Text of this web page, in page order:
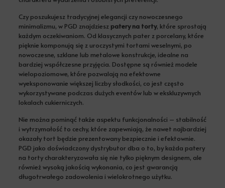
Czy poszukujesz tradycyjnej elegancji czy nowoczesnego
minimalizmu, w PGD znajdziesz patery na torty, które sprostają
każdym oczekiwaniom. Od klasycznych pater z porcelany, które
pięknie komponują się z uroczystymi tortami weselnymi, po
nowoczesne, szklane lub metalowe konstrukcje, idealne na
bardziej współczesne przyjęcia. Dostępne są również modele
wielopoziomowe, które pozwalają na efektowne
wyeksponowanie większej liczby słodkości, co jest często
wykorzystywane podczas dużych eventów lub w ekskluzywnych
lokalach cukierniczych.
Nie można pominąć także aspektu funkcjonalności – stabilność
i wytrzymałość to cechy, które zapewniają, że nawet najbardziej
okazały tort będzie prezentowany bezpiecznie i efektownie.
PGD jako doświadczony dystrybutor dba o to, by każda patery
na torty charakteryzowała się nie tylko pięknym designem, ale
również wysoką jakością wykonania, co jest gwarancją
długotrwałego zadowolenia i wielokrotnego użytku.